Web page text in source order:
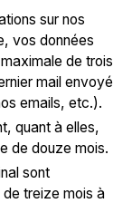
sur nos
vos données
de trois
mail envoyé
emails, etc.).
quant à elles,
de douze mois.
sont
treize mois à